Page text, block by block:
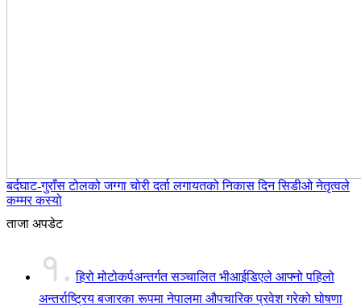
बर्दघाट-गुराँस टोलको जग्गा चोरी दर्ता लगायतको निकास दिन सिडीओ नेतृत्वले
कम्मर कस्यो
ताजा अपडेट
१. हिरो मोटोकर्पअन्तर्गत सञ्चालित भीआईडिएले आफ्नो पहिलो
अन्तर्राष्ट्रिय बजारका रूपमा नेपालमा औपचारिक प्रवेश गरेको घोषणा